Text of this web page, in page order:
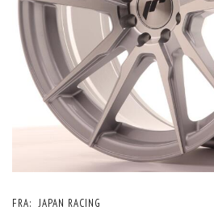
FRA: JAPAN RACING